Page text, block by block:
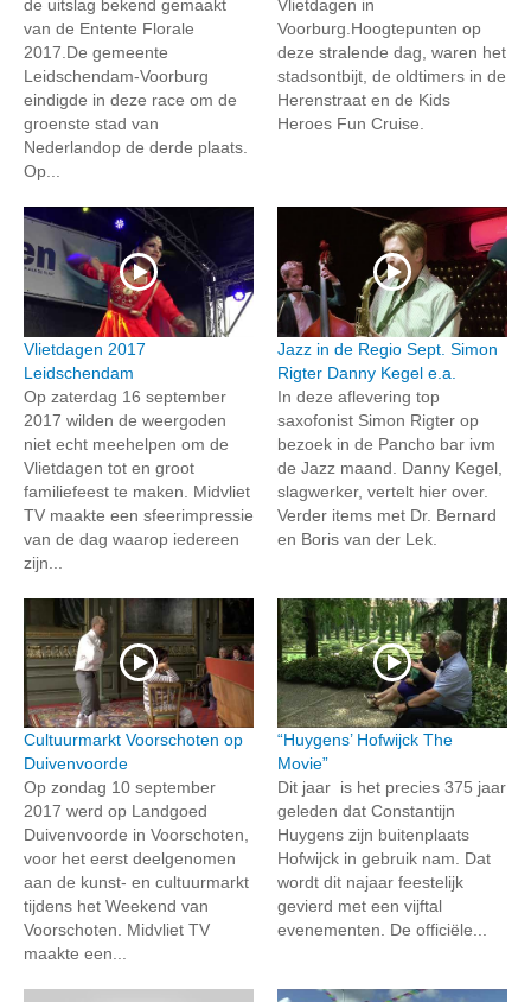
de uitslag bekend gemaakt
van de Entente Florale
2017.De gemeente
Leidschendam-Voorburg
eindigde in deze race om de
groenste stad van
Nederlandop de derde plaats.
Op...
Vlietdagen in
Voorburg.Hoogtepunten op
deze stralende dag, waren het
stadsontbijt, de oldtimers in de
Herenstraat en de Kids
Heroes Fun Cruise.
Vlietdagen 2017
Leidschendam
Op zaterdag 16 september
2017 wilden de weergoden
niet echt meehelpen om de
Vlietdagen tot en groot
familiefeest te maken. Midvliet
TV maakte een sfeerimpressie
van de dag waarop iedereen
zijn...
Jazz in de Regio Sept. Simon
Rigter Danny Kegel e.a.
In deze aflevering top
saxofonist Simon Rigter op
bezoek in de Pancho bar ivm
de Jazz maand. Danny Kegel,
slagwerker, vertelt hier over.
Verder items met Dr. Bernard
en Boris van der Lek.
Cultuurmarkt Voorschoten op
Duivenvoorde
Op zondag 10 september
2017 werd op Landgoed
Duivenvoorde in Voorschoten,
voor het eerst deelgenomen
aan de kunst- en cultuurmarkt
tijdens het Weekend van
Voorschoten. Midvliet TV
maakte een...
“Huygens’ Hofwijck The
Movie”
Dit jaar is het precies 375 jaar
geleden dat Constantijn
Huygens zijn buitenplaats
Hofwijck in gebruik nam. Dat
wordt dit najaar feestelijk
gevierd met een vijftal
evenementen. De officiële...